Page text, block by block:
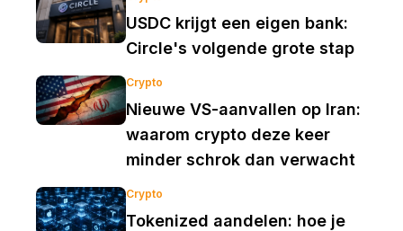
USDC krijgt een eigen bank:
Circle's volgende grote stap
Crypto
Nieuwe VS-aanvallen op Iran:
waarom crypto deze keer
minder schrok dan verwacht
Crypto
Tokenized aandelen: hoe je